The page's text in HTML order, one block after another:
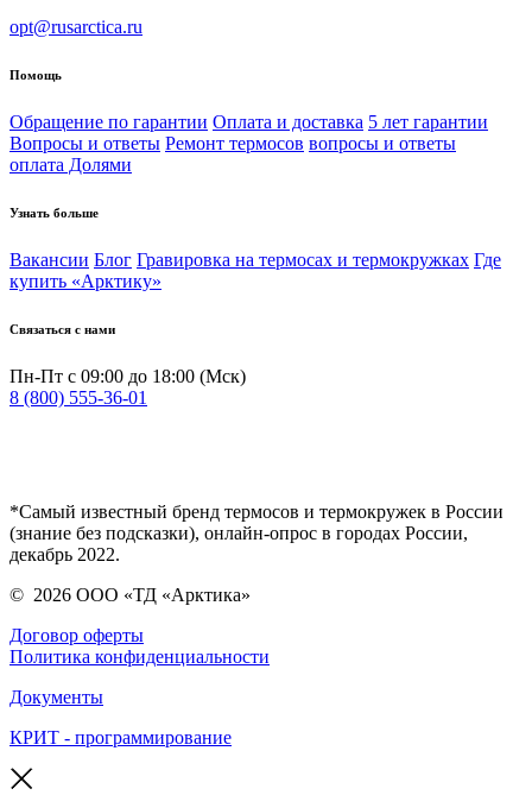
opt@rusarctica.ru
Помощь
Обращение по гарантии Оплата и доставка 5 лет гарантии
Вопросы и ответы Ремонт термосов вопросы и ответы
оплата Долями
Узнать больше
Вакансии Блог Гравировка на термосах и термокружках Где
купить «Арктику»
Связаться с нами
Пн-Пт с 09:00 до 18:00 (Мск)
8 (800) 555-36-01
*Самый известный бренд термосов и термокружек в России
(знание без подсказки), онлайн-опрос в городах России,
декабрь 2022.
© 2026 ООО «ТД «Арктика»
Договор оферты
Политика конфиденциальности
Документы
КРИТ - программирование